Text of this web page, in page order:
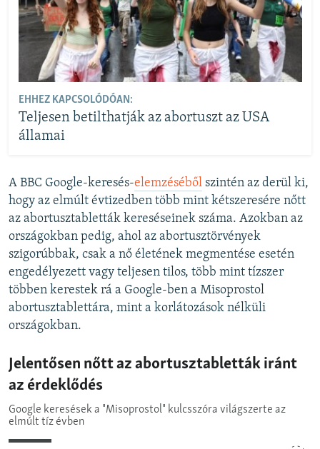
EHHEZ KAPCSOLÓDÓAN:
Teljesen betilthatják az abortuszt az USA
államai
A BBC Google-keresés-elemzéséből szintén az derül ki,
hogy az elmúlt évtizedben több mint kétszeresére nőtt
az abortusztabletták kereséseinek száma. Azokban az
országokban pedig, ahol az abortusztörvények
szigorúbbak, csak a nő életének megmentése esetén
engedélyezett vagy teljesen tilos, több mint tízszer
többen kerestek rá a Google-ben a Misoprostol
abortusztablettára, mint a korlátozások nélküli
országokban.